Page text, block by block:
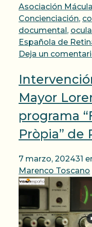
Asociación
Concienciación,
documental,
Española de
Deja un
Mayor
programa
Pròpia” de
7 marzo, 202431
Marenco Toscano